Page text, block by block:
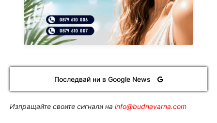
Последвай ни в Google News
Изпращайте своите сигнали на info@budnavarna.com